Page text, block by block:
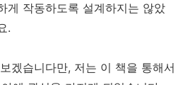
게 작동하도록 설계하지는 않았
.
겠습니다만, 저는 이 책을 통해서